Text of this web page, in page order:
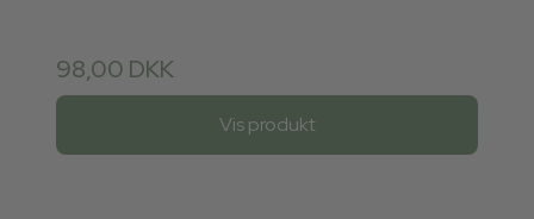
98,00 DKK
Vis produkt